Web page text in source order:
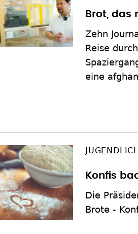
Brot, das
Zehn
Reise
eine
Konfis
Die
Brote -